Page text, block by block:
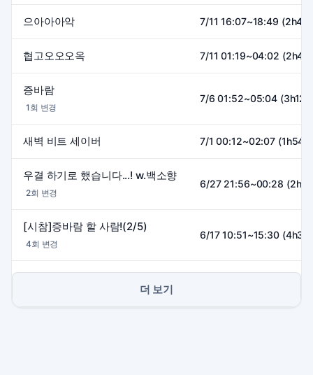
으아아아악 7/11 16:07~18:49
협고오오오옥 7/11 01:19~04:02
증바람
1회 변경
7/6 01:52~05:04
새벽 비트 세이버 7/1 00:12~02:07
우결 하기로 했습니다...! w.백소향
2회 변경
6/27 21:56~00:28
[시참]증바람 할 사람!(2/5)
4회 변경
6/17 10:51~15:30
더 보기